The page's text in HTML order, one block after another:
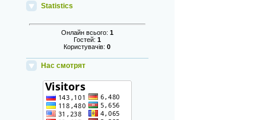
Statistics
Онлайн всього: 1
Гостей: 1
Користувачів:0
Нас смотрят